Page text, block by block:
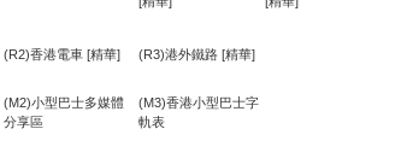
(R2)香港電車 [精華] (R3)港外鐵路 [精華]
(M2)小型巴士多媒體
分享區
(M3)香港小型巴士字
軌表